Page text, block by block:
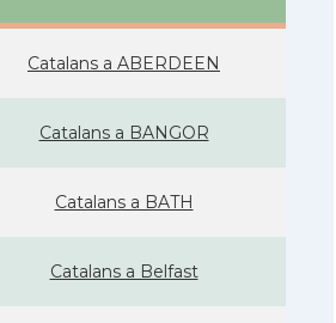
Catalans a ABERDEEN
Catalans a BANGOR
Catalans a BATH
Catalans a Belfast